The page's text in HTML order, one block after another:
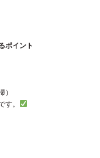
ポイント
）
す。